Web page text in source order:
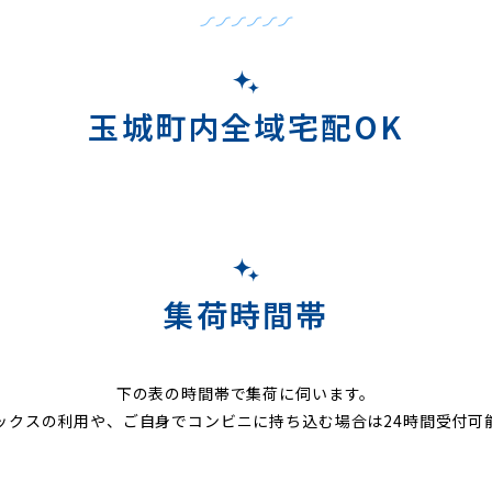
玉城町内全域宅配OK
集荷時間帯
下の表の時間帯で集荷に伺います。
クスの利用や、ご自身でコンビニに持ち込む場合は24時間受付可